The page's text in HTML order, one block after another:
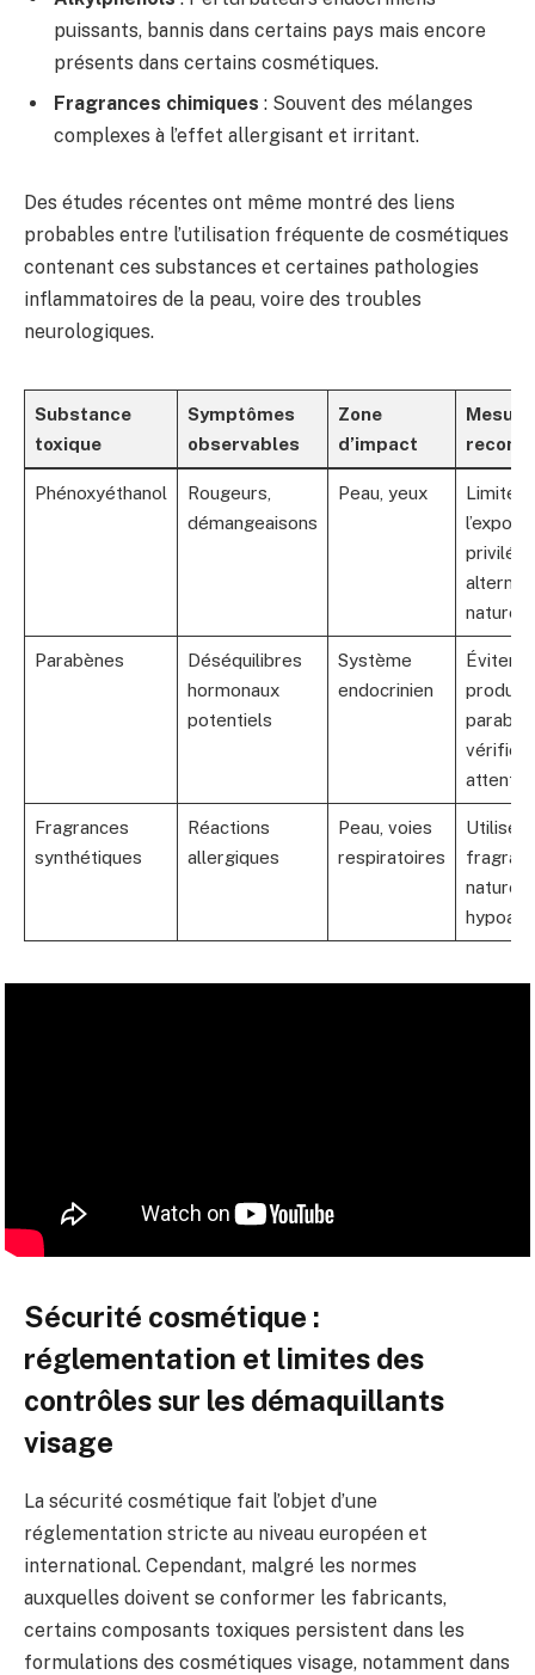
puissants, bannis dans certains pays mais encore
présents dans certains cosmétiques.
Fragrances chimiques : Souvent des mélanges
complexes à l’effet allergisant et irritant.
Des études récentes ont même montré des liens
probables entre l’utilisation fréquente de cosmétiques
contenant ces substances et certaines pathologies
inflammatoires de la peau, voire des troubles
neurologiques.
Substance
toxique
Symptômes
observables
Zone
d’impact
Phénoxyéthanol
Rougeurs,
démangeaisons
Peau, yeux
Limiter
Parabènes
Déséquilibres
hormonaux
potentiels
Système
endocrinien
Éviter
vérifier
Fragrances
synthétiques
Réactions
allergiques
Peau, voies
respiratoires
Utiliser
Sécurité cosmétique :
réglementation et limites des
contrôles sur les démaquillants
visage
La sécurité cosmétique fait l’objet d’une
réglementation stricte au niveau européen et
international. Cependant, malgré les normes
auxquelles doivent se conformer les fabricants,
certains composants toxiques persistent dans les
formulations des cosmétiques visage, notamment dans